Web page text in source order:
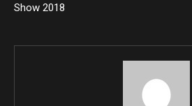
Show 2018